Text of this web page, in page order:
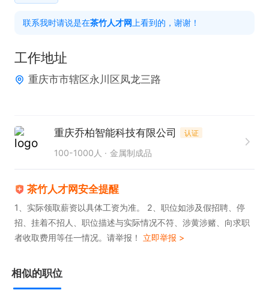
试，解决验收过程中的问题。岗位要求:
1、大专及以上学历，从事机床机械设计行业工作3年
及以上，熟悉机床结构设计、钣金设计、零部件加
机设计经验优先考虑)
2、精通 solidworks AutoCAD 等相关计算机辅助设
3、熟悉机构设计，了解常用的电气驱动，气动，液
验者优先;
4、工作认真负责，严谨细致，有良好的创新精神和
5、面试时需带项目作品展示。
联系我时请说是在茶竹人才网 上看到的，谢谢！
工作地址
重庆市市辖区永川区凤龙三路
重庆乔柏智能科技有限公司 认证
100-1000人 金属制成品
茶竹人才网安全提醒
1、实际领取薪资以具体工资为准。 2、职位如涉及假招聘、停
招、挂着不招人、职位描述与实际情况不符、涉黄涉赌、向求职
者收取费用等任一情况。请举报！ 立即举报 >
相似的职位